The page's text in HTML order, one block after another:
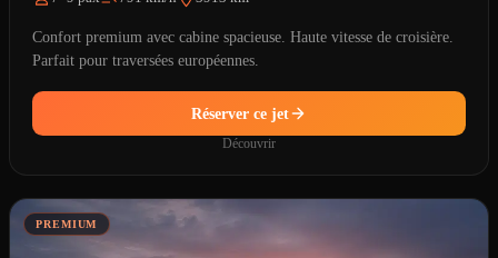
Confort premium avec cabine spacieuse. Haute vitesse de croisière.
Parfait pour traversées européennes.
Réserver ce jet
Découvrir
PREMIUM